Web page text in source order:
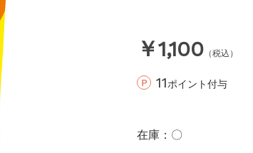
￥1,100 （税込）
11ポイント付与
在庫 〇